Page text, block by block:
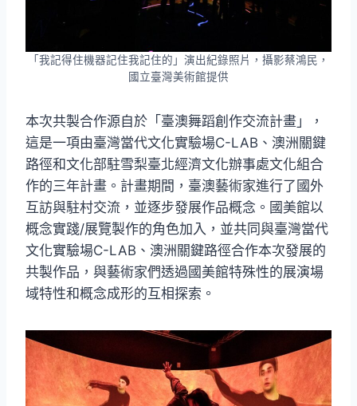
「我記得住機器記住我記住的」演出紀錄照片，攝影蔡鴻民，
國立臺灣美術館提供
本次共製合作源自於「臺澳舞蹈創作交流計畫」，
這是一項由臺灣當代文化實驗場C-LAB、澳洲關鍵
路徑和文化部駐雪梨臺北經濟文化辦事處文化組合
作的三年計畫。計畫期間，臺澳藝術家進行了國外
互訪與駐村交流，並逐步發展作品概念。國美館以
概念實踐/展覽製作的角色加入，並共同與臺灣當代
文化實驗場C-LAB、澳洲關鍵路徑合作本次發展的
共製作品，與藝術家們透過國美館特殊性的展演場
域特性和概念成形的互相探索。